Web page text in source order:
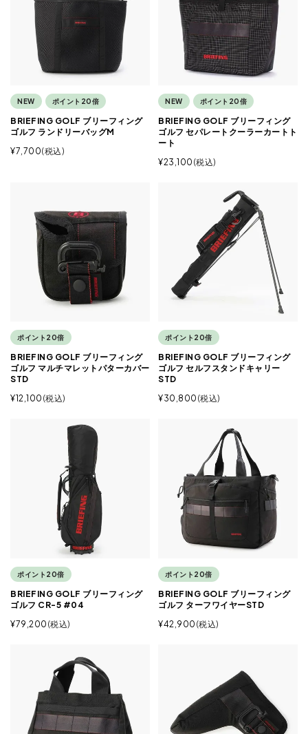
NEW ポイント20倍
BRIEFING GOLF ブリーフィング
ゴルフ ランドリーバッグM
¥7,700 税込
NEW ポイント20倍
BRIEFING GOLF ブリーフィング
ゴルフ セパレートクーラーカートト
ート
¥23,100 税込
ポイント20倍
BRIEFING GOLF ブリーフィング
ゴルフ マルチマレットパターカバー
STD
¥12,100 税込
ポイント20倍
BRIEFING GOLF ブリーフィング
ゴルフ セルフスタンドキャリー
STD
¥30,800 税込
ポイント20倍
BRIEFING GOLF ブリーフィング
ゴルフ CR-5 #04
¥79,200 税込
ポイント20倍
BRIEFING GOLF ブリーフィング
ゴルフ ターフワイヤーSTD
¥42,900 税込